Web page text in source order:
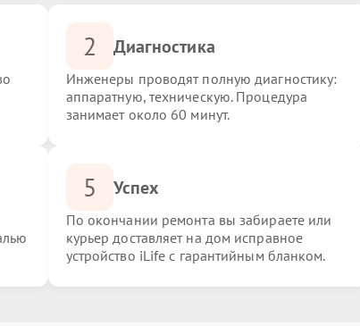
2 Диагностика
Инженеры проводят полную диагностику:
аппаратную, техническую. Процедура
занимает около 60 минут.
5 Успех
По окончании ремонта вы забираете или
курьер доставляет на дом исправное
устройство iLife с гарантийным бланком.